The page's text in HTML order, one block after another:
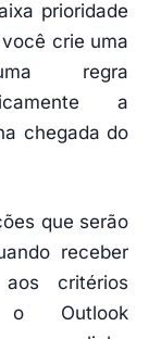
prioridade
crie uma
regra
a
chegada do
que serão
receber
critérios
o Outlook